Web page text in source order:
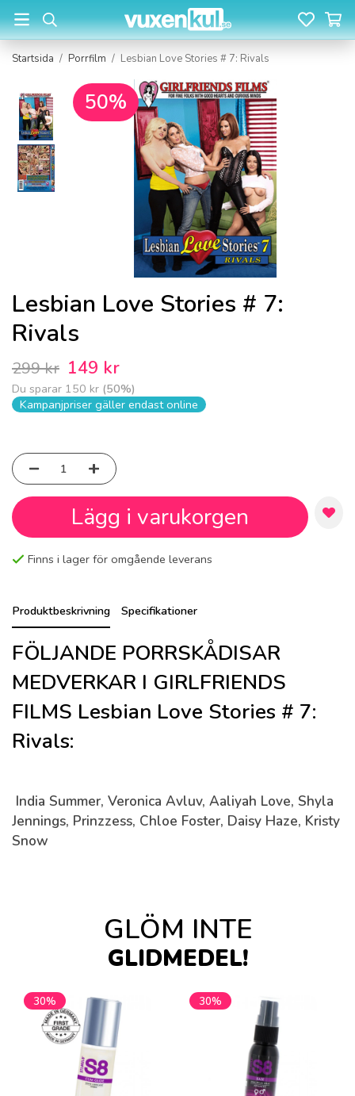
Startsida / Porrfilm / Lesbian Love Stories # 7: Rivals
50%
Lesbian Love Stories # 7:
Rivals
299 kr 149 kr
Du sparar 150 kr (50%)
Kampanjpriser gäller endast online
Lägg i varukorgen
Finns i lager för omgående leverans
Produktbeskrivning Specifikationer
FÖLJANDE PORRSKÅDISAR
MEDVERKAR I GIRLFRIENDS
FILMS Lesbian Love Stories # 7:
Rivals:
India Summer, Veronica Avluv, Aaliyah Love, Shyla
Jennings, Prinzzess, Chloe Foster, Daisy Haze, Kristy
Snow
GLÖM INTE
GLIDMEDEL!
30% 30%